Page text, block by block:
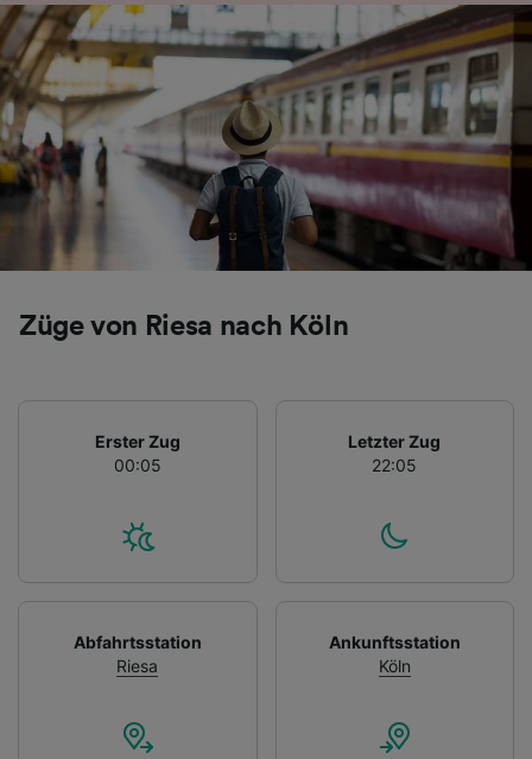
Züge von Riesa nach Köln
Erster Zug
00:05
Letzter Zug
22:05
Abfahrtsstation
Riesa
Ankunftsstation
Köln
Folgendes bereitzustellen:
Verwendung genauer Standortdaten.
Endgeräteeigenschaften zur Identifikation
aktiv abfragen. Speichern von oder Zugriff auf
Informationen auf einem Endgerät.
Personalisierte Werbung und Inhalte, Messung
von Werbeleistung und der Performance von
Inhalten, Zielgruppenforschung sowie
Entwicklung und Verbesserung von
Angeboten.